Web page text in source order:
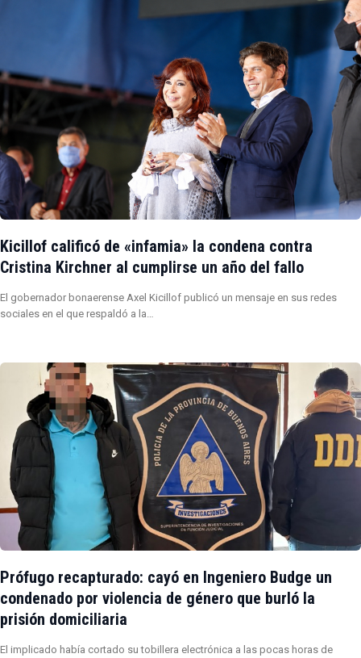
Kicillof calificó de «infamia» la condena contra
Cristina Kirchner al cumplirse un año del fallo
El gobernador bonaerense Axel Kicillof publicó un mensaje en sus redes
sociales en el que respaldó a la…
Prófugo recapturado: cayó en Ingeniero Budge un
condenado por violencia de género que burló la
prisión domiciliaria
El implicado había cortado su tobillera electrónica a las pocas horas de